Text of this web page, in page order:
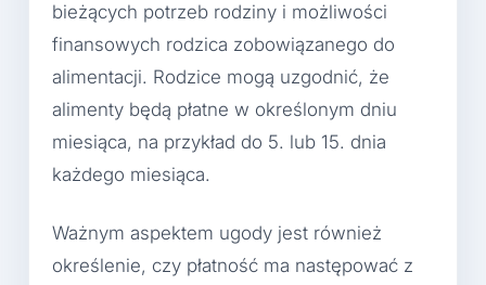
bieżących potrzeb rodziny i możliwości
finansowych rodzica zobowiązanego do
alimentacji. Rodzice mogą uzgodnić, że
alimenty będą płatne w określonym dniu
miesiąca, na przykład do 5. lub 15. dnia
każdego miesiąca.
Ważnym aspektem ugody jest również
określenie, czy płatność ma następować z